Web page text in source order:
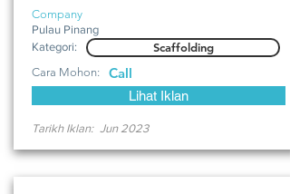
Company
Pulau Pinang
Kategori:
Scaffolding
Cara Mohon: Call
Lihat Iklan
Tarikh Iklan: Jun 2023